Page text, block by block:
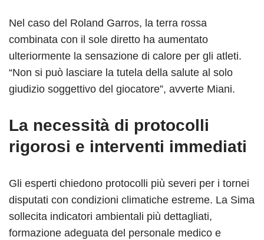
Nel caso del Roland Garros, la terra rossa
combinata con il sole diretto ha aumentato
ulteriormente la sensazione di calore per gli atleti.
“Non si può lasciare la tutela della salute al solo
giudizio soggettivo del giocatore”, avverte Miani.
La necessità di protocolli
rigorosi e interventi immediati
Gli esperti chiedono protocolli più severi per i tornei
disputati con condizioni climatiche estreme. La Sima
sollecita indicatori ambientali più dettagliati,
formazione adeguata del personale medico e